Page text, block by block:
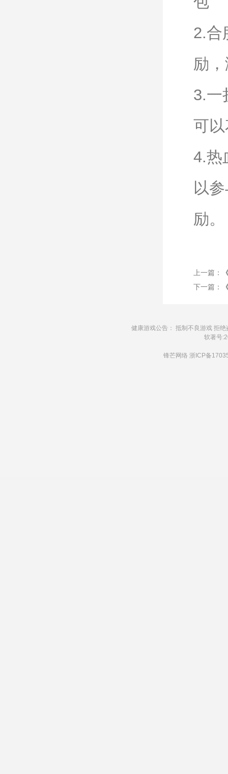
2.合
励
3.一
可
4.热
以
励。
上一篇：
下一篇：
健康游戏公告： 抵制不良游戏 拒
软著号
锋芒网络 浙ICP备